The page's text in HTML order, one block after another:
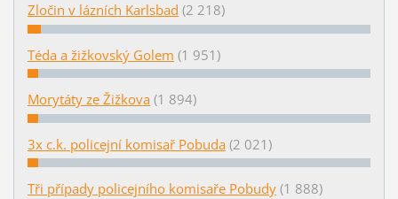
Zločin v lázních Karlsbad (2 218)
Téda a žižkovský Golem (1 951)
Morytáty ze Žižkova (1 894)
3x c.k. policejní komisař Pobuda (2 021)
Tři případy policejního komisaře Pobudy (1 888)